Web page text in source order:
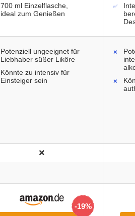
700 ml Einzelflasche,
ideal zum Genießen
Potenziell ungeeignet für
Liebhaber süßer Liköre
Könnte zu intensiv für
Einsteiger sein
-19%